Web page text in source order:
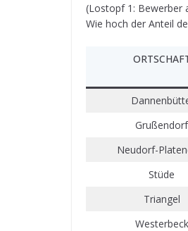
(Los­topf 1: Bewer­ber
Wie hoch der Anteil
Gru­ßen­dorf
Neu­dorf-
Stüde
Tri­an­gel
Wes­ter­beck